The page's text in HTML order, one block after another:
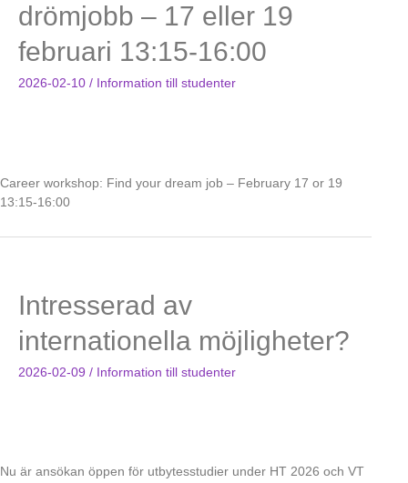
drömjobb – 17 eller 19
februari 13:15-16:00
2026-02-10 / Information till studenter
Career workshop: Find your dream job – February 17 or 19
13:15-16:00
Intresserad av
internationella möjligheter?
2026-02-09 / Information till studenter
Nu är ansökan öppen för utbytesstudier under HT 2026 och VT